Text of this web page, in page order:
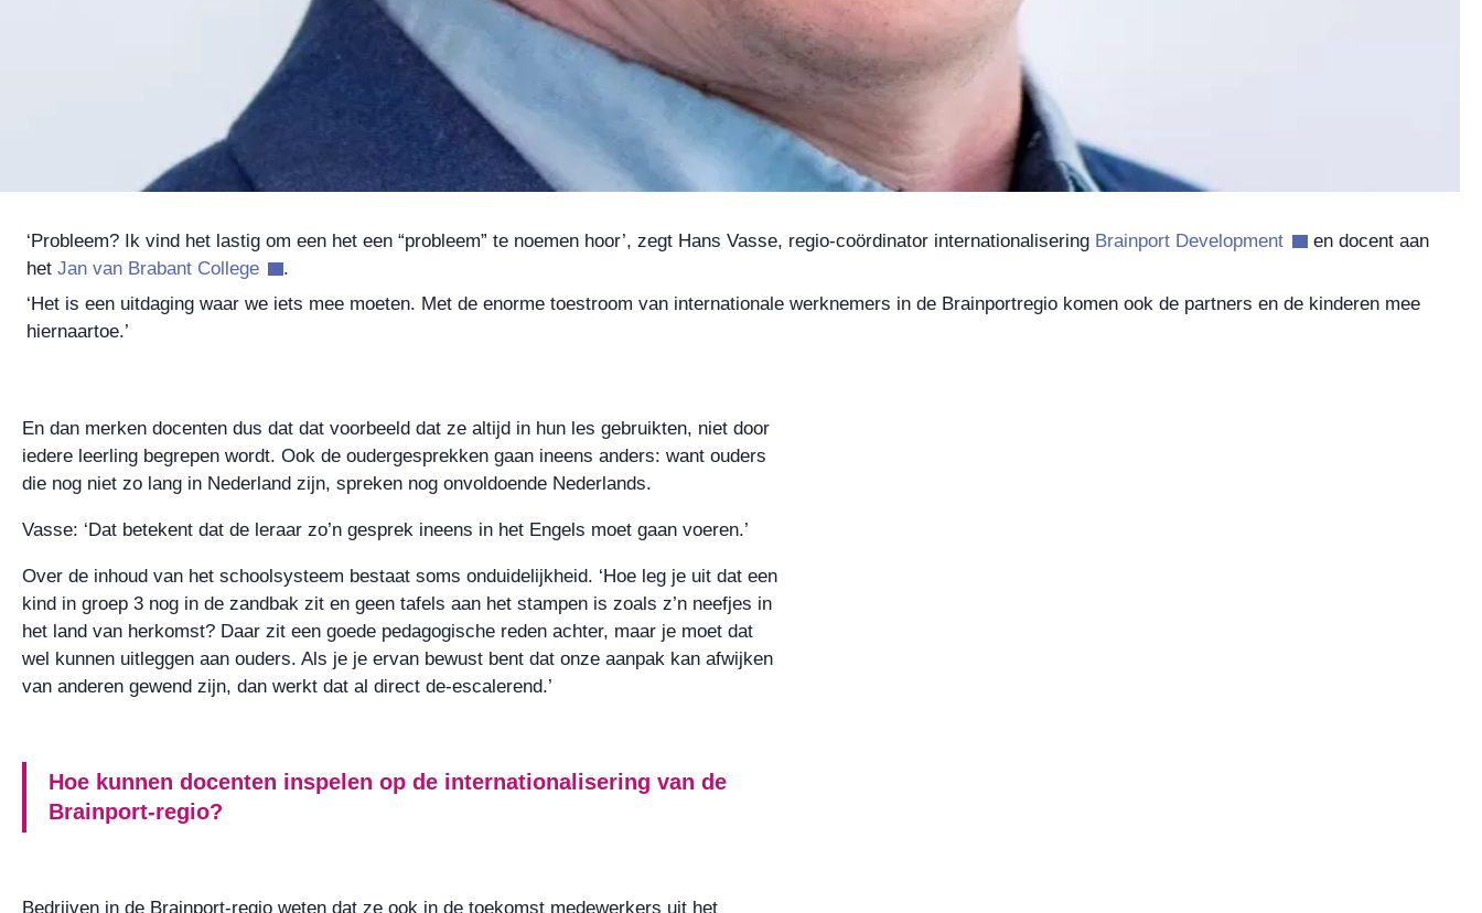
‘Probleem? Ik vind het lastig om een het een “probleem” te noemen hoor’, zegt Hans Vasse, regio-coördinator internationalisering Brainport Development
en docent aan
het Jan van Brabant College
.
‘Het is een uitdaging waar we iets mee moeten. Met de enorme toestroom van internationale werknemers in de Brainportregio komen ook de partners en de kinderen mee
hiernaartoe.’
En dan merken docenten dus dat dat voorbeeld dat ze altijd in hun les gebruikten, niet door
iedere leerling begrepen wordt. Ook de oudergesprekken gaan ineens anders: want ouders
die nog niet zo lang in Nederland zijn, spreken nog onvoldoende Nederlands.
Vasse: ‘Dat betekent dat de leraar zo’n gesprek ineens in het Engels moet gaan voeren.’
Over de inhoud van het schoolsysteem bestaat soms onduidelijkheid. ‘Hoe leg je uit dat een
kind in groep 3 nog in de zandbak zit en geen tafels aan het stampen is zoals z’n neefjes in
het land van herkomst? Daar zit een goede pedagogische reden achter, maar je moet dat
wel kunnen uitleggen aan ouders. Als je je ervan bewust bent dat onze aanpak kan afwijken
van anderen gewend zijn, dan werkt dat al direct de-escalerend.’
Hoe kunnen docenten inspelen op de internationalisering van de
Brainport-regio?
Bedrijven in de Brainport-regio weten dat ze ook in de toekomst medewerkers uit het